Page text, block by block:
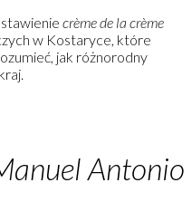
crème de la crème
w Kostaryce, które
jak różnorodny
Antonio